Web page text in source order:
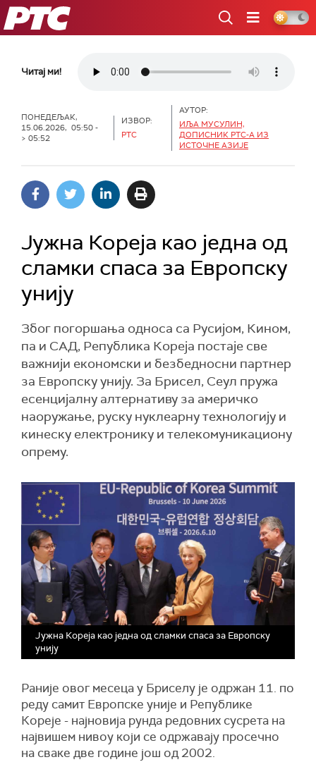
РТС
Читај ми!
ПОНЕДЕЉАК,
15.06.2026, 05:50 -
> 05:52
ИЗВОР:
РТС
АУТОР:
ИЉА МУСУЛИН,
ДОПИСНИК РТС-А ИЗ
ИСТОЧНЕ АЗИЈЕ
Јужна Кореја као једна од
сламки спаса за Европску
унију
Због погоршања односа са Русијом, Кином,
па и САД, Република Кореја постаје све
важнији економски и безбедносни партнер
за Европску унију. За Брисел, Сеул пружа
есенцијалну алтернативу за америчко
наоружање, руску нуклеарну технологију и
кинеску електронику и телекомуникациону
опрему.
Јужна Кореја као једна од сламки спаса за Европску
унију
Раније овог месеца у Бриселу је одржан 11. по
реду самит Европске уније и Републике
Кореје - најновија рунда редовних сусрета на
највишем нивоу који се одржавају просечно
на сваке две године још од 2002.